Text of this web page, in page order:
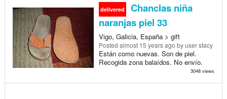
delivered
Chanclas niña
naranjas piel 33
Vigo, Galicia, España > gift
Posted almost 15 years ago by user stacy
Están como nuevas. Son de piel.
Recogida zona balaídos. No envío.
3048 views